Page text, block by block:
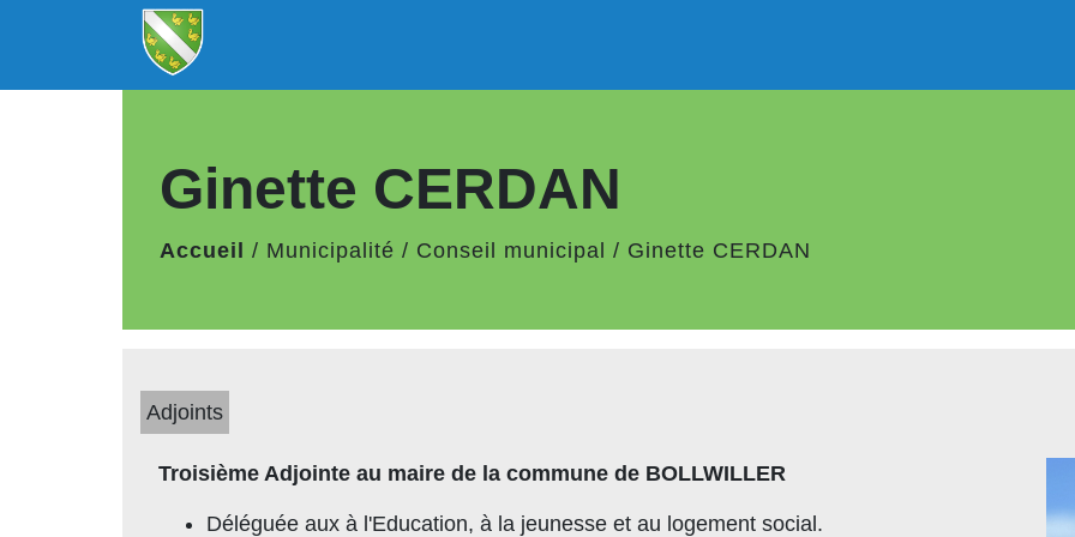
Ginette CERDAN
Accueil / Municipalité / Conseil municipal / Ginette CERDAN
Adjoints
Troisième Adjointe au maire de la commune de BOLLWILLER
Déléguée aux à l'Education, à la jeunesse et au logement social.